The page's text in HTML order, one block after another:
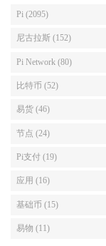
Pi (2095)
尼古拉斯 (152)
Pi Network (80)
比特币 (52)
易货 (46)
节点 (24)
Pi支付 (19)
应用 (16)
基础币 (15)
易物 (11)